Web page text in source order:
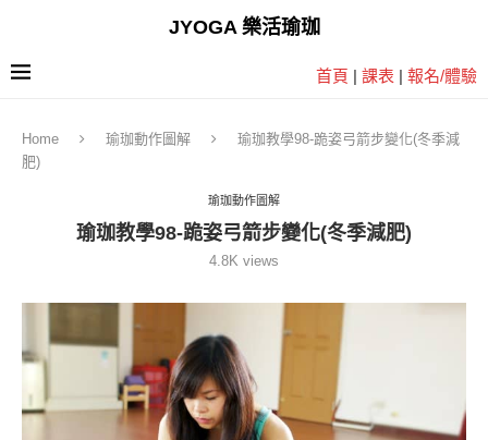
JYOGA 樂活瑜珈
首頁 | 課表 | 報名/體驗
Home 瑜珈動作圖解
瑜珈教學98-跪姿弓箭步變化(冬季減
肥)
瑜珈動作圖解
瑜珈教學98-跪姿弓箭步變化(冬季減肥)
4.8K views